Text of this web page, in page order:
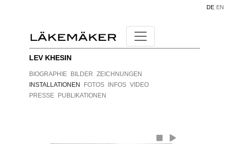
DE EN
LEV KHESIN
BIOGRAPHIE BILDER ZEICHNUNGEN
INSTALLATIONEN
FOTOS INFOS VIDEO
PRESSE
PUBLIKATIONEN